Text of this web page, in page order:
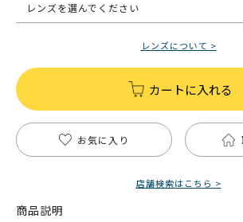
レンズを選んでください
レンズについて >
カートに入れる
お気に入り
店舗検索はこちら >
商品説明